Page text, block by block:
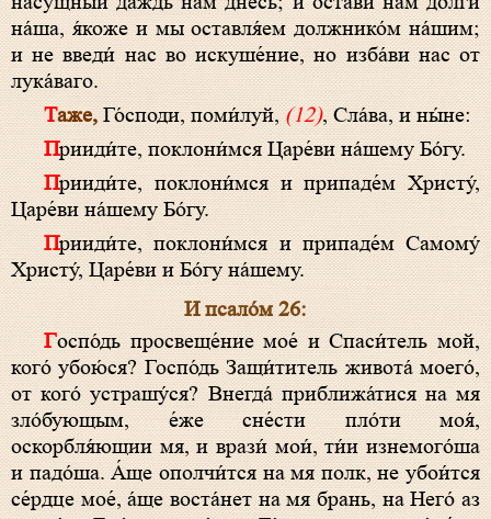
на́ша, я́коже и мы оставля́ем должнико́м на́шим;
и не введи́ нас во искуше́ние, но изба́ви нас от
лука́ваго.
Таже,Го́споди, поми́луй,(12), Сла́ва, и ны́не:
Прииди́те, поклони́мся Царе́ви на́шему Бо́гу.
Прииди́те, поклони́мся и припаде́м Христу́,
Царе́ви на́шему Бо́гу.
Прииди́те, поклони́мся и припаде́м Самому́
Христу́, Царе́ви и Бо́гу на́шему.
И псало́м 26:
Госпо́дь просвеще́ние мое́ и Спаси́тель мой,
кого́ убою́ся? Госпо́дь Защи́титель живота́ моего́,
от кого́ устрашу́ся? Внегда́ приближа́тися на мя
зло́бующым, е́же сне́сти пло́ти моя́,
оскорбля́ющии мя, и врази́ мои́, ти́и изнемого́ша
и падо́ша. А́ще ополчи́тся на мя полк, не убои́тся
се́рдце мое́, а́ще воста́нет на мя брань, на Него́ аз